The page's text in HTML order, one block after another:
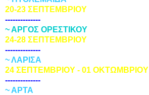
20-23 ΣΕΠΤΕΜΒΡΙΟΥ
--------------
~ ΑΡΓΟΣ ΟΡΕΣΤΙΚΟΥ
24-28 ΣΕΠΤΕΜΒΡΙΟΥ
--------------
~ ΛΑΡΙΣΑ
24 ΣΕΠΤΕΜΒΡΙΟΥ - 01 ΟΚΤΩΜΒΡΙΟΥ
--------------
~ ΑΡΤΑ